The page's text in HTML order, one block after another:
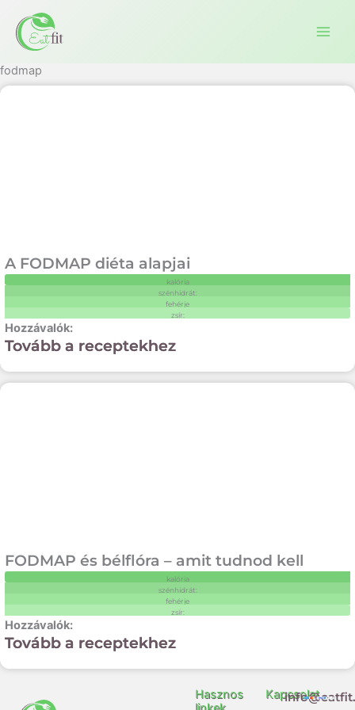
tartalomra
fodmap
A FODMAP diéta alapjai
kalória
szénhidrát:
fehérje
zsír:
Tovább a receptekhez
FODMAP és bélflóra – amit tudnod kell
kalória
szénhidrát:
fehérje
zsír:
Tovább a receptekhez
Hasznos
Kapcsolat